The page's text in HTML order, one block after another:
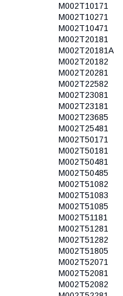
M002T10171
M002T10271
M002T10471
M002T20181
M002T20181A
M002T20182
M002T20281
M002T22582
M002T23081
M002T23181
M002T23685
M002T25481
M002T50171
M002T50181
M002T50481
M002T50485
M002T51082
M002T51083
M002T51085
M002T51181
M002T51281
M002T51282
M002T51805
M002T52071
M002T52081
M002T52082